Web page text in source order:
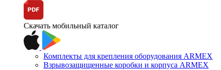
Скачать мобильный каталог
Комплекты для крепления оборудования ARMEX
Взрывозащищенные коробки и корпуса ARMEX